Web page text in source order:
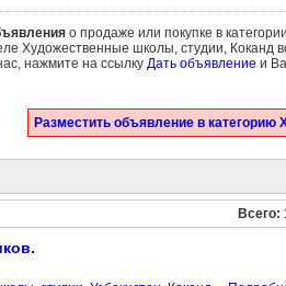
о продаже или покупке в категории
Художественные школы, студии, Коканд
нажмите на ссылку Дать объявление и
Разместить объявление в
Всего: